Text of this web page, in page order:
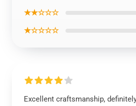
★★☆☆☆
★☆☆☆☆
Excellent craftsmanship,